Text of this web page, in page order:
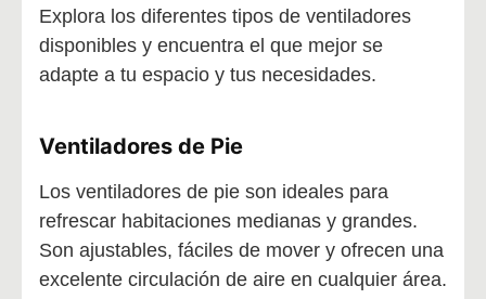
Explora los diferentes tipos de ventiladores
disponibles y encuentra el que mejor se
adapte a tu espacio y tus necesidades.
Ventiladores de Pie
Los ventiladores de pie son ideales para
refrescar habitaciones medianas y grandes.
Son ajustables, fáciles de mover y ofrecen una
excelente circulación de aire en cualquier área.